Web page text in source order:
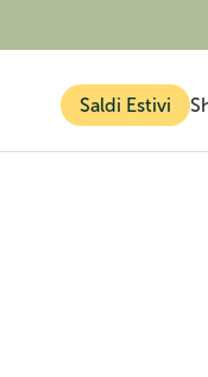
Saldi Estivi